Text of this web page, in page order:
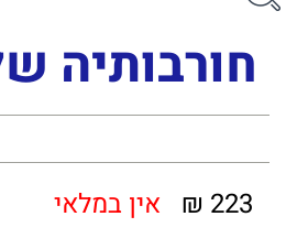
חורבותיה
223 ₪ אין במלאי